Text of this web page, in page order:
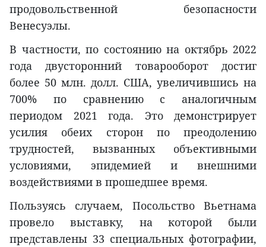
продовольственной безопасности
Венесуэлы.
В частности, по состоянию на октябрь 2022
года двусторонний товарооборот достиг
более 50 млн. долл. США, увеличившись на
700% по сравнению с аналогичным
периодом 2021 года. Это демонстрирует
усилия обеих сторон по преодолению
трудностей, вызванных объективными
условиями, эпидемией и внешними
воздействиями в прошедшее время.
Пользуясь случаем, Посольство Вьетнама
провело выставку, на которой были
представлены 33 специальных фотографии,